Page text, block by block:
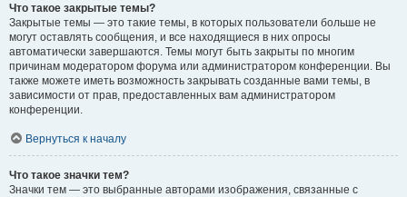
Что такое закрытые темы?
Закрытые темы — это такие темы, в которых пользователи больше не
могут оставлять сообщения, и все находящиеся в них опросы
автоматически завершаются. Темы могут быть закрыты по многим
причинам модератором форума или администратором конференции. Вы
также можете иметь возможность закрывать созданные вами темы, в
зависимости от прав, предоставленных вам администратором
конференции.
Вернуться к началу
Что такое значки тем?
Значки тем — это выбранные авторами изображения, связанные с